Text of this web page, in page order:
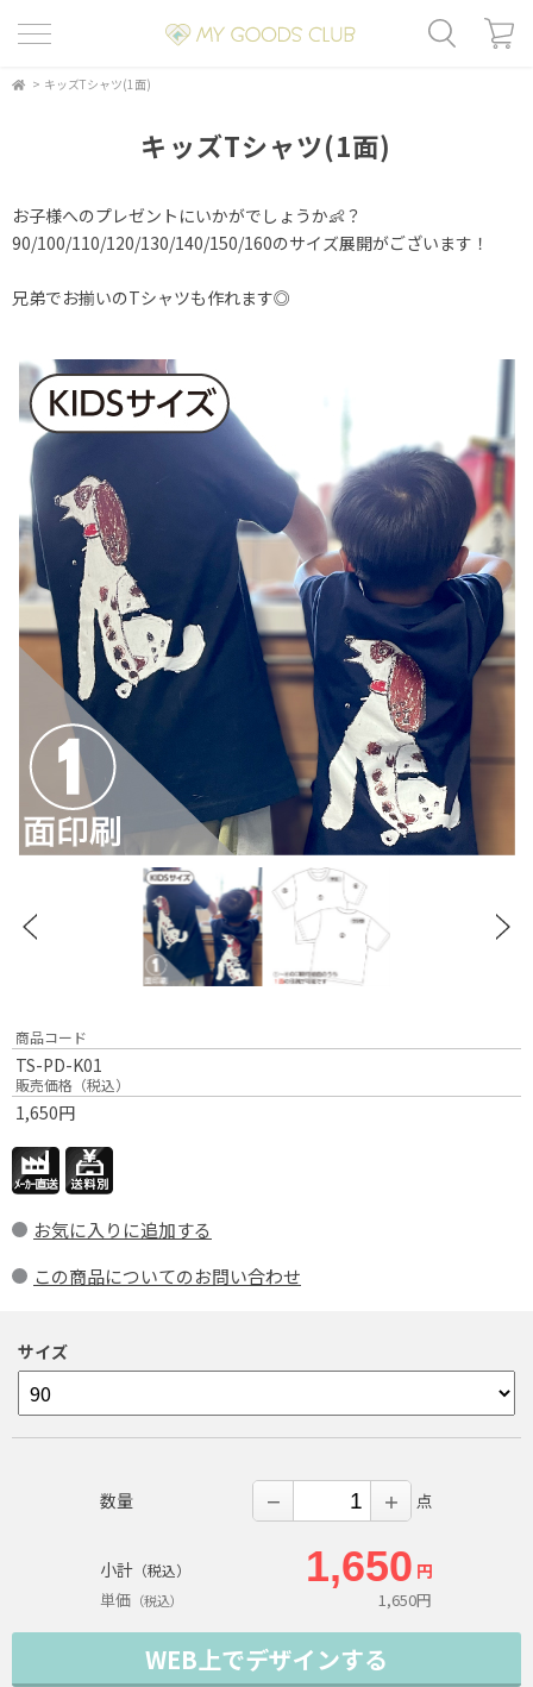
> キッズTシャツ(1面)
キッズTシャツ(1面)
お子様へのプレゼントにいかがでしょうか👶？
90/100/110/120/130/140/150/160のサイズ展開がございます！
兄弟でお揃いのTシャツも作れます◎
商品コード
TS-PD-K01
販売価格（税込）
1,650円
お気に入りに追加する
この商品についてのお問い合わせ
サイズ
数量 － ＋ 点
小計 （税込） 1,650 円
単価 （税込） 1,650円
WEB上でデザインする